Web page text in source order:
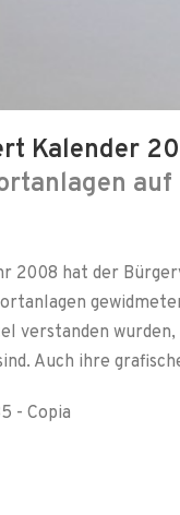
Kalender
2008 hat der
verstanden
Auch ihre